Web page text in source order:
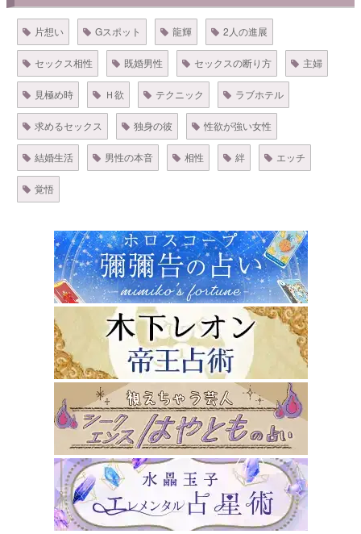
片想い Gスポット 龍輝 2人の進展
セックス相性 既婚男性 セックスの断り方 主婦
見極め時 Ｈ欲 テクニック ラブホテル
求めるセックス 独身の彼 性欲が強い女性
結婚生活 男性の本音 相性 絆 エッチ
覚悟